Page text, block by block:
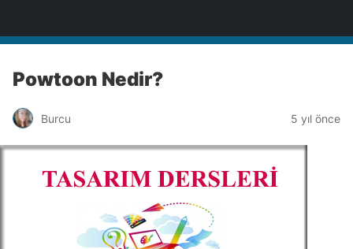
Powtoon Nedir?
Burcu 5 yıl önce